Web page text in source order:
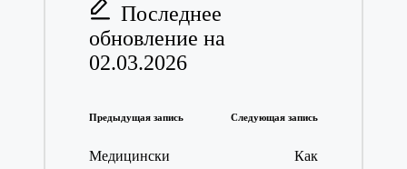
Последнее
обновление на
02.03.2026
Навигация
записи
Предыдущая запись
Медицински
Следующая запись
Как